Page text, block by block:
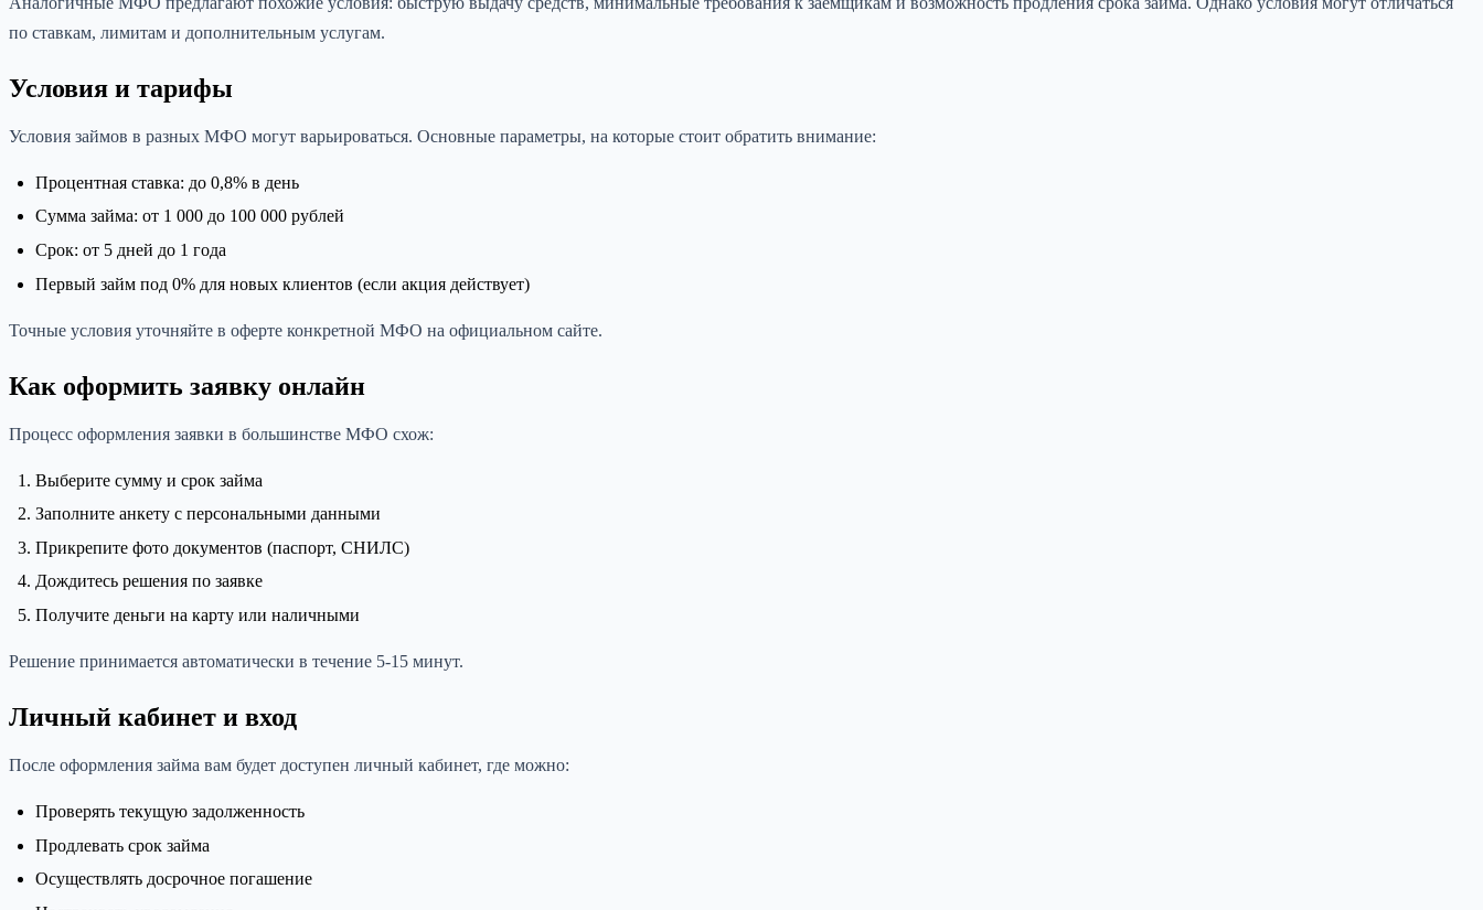
по ставкам, лимитам и дополнительным услугам.
Условия и тарифы
Условия займов в разных МФО могут варьироваться. Основные параметры, на которые стоит обратить внимание:
Процентная ставка: до 0,8% в день
Сумма займа: от 1 000 до 100 000 рублей
Срок: от 5 дней до 1 года
Первый займ под 0% для новых клиентов (если акция действует)
Точные условия уточняйте в оферте конкретной МФО на официальном сайте.
Как оформить заявку онлайн
Процесс оформления заявки в большинстве МФО схож:
Выберите сумму и срок займа
Заполните анкету с персональными данными
Прикрепите фото документов (паспорт, СНИЛС)
Дождитесь решения по заявке
Получите деньги на карту или наличными
Решение принимается автоматически в течение 5-15 минут.
Личный кабинет и вход
После оформления займа вам будет доступен личный кабинет, где можно:
Проверять текущую задолженность
Продлевать срок займа
Осуществлять досрочное погашение